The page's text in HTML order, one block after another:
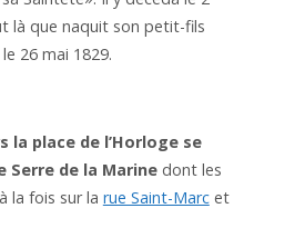
là que naquit son petit-fils
26 mai 1829.
la place de l’Horloge se
Serre de la Marinedont les
la fois sur la rue Saint-Marcet